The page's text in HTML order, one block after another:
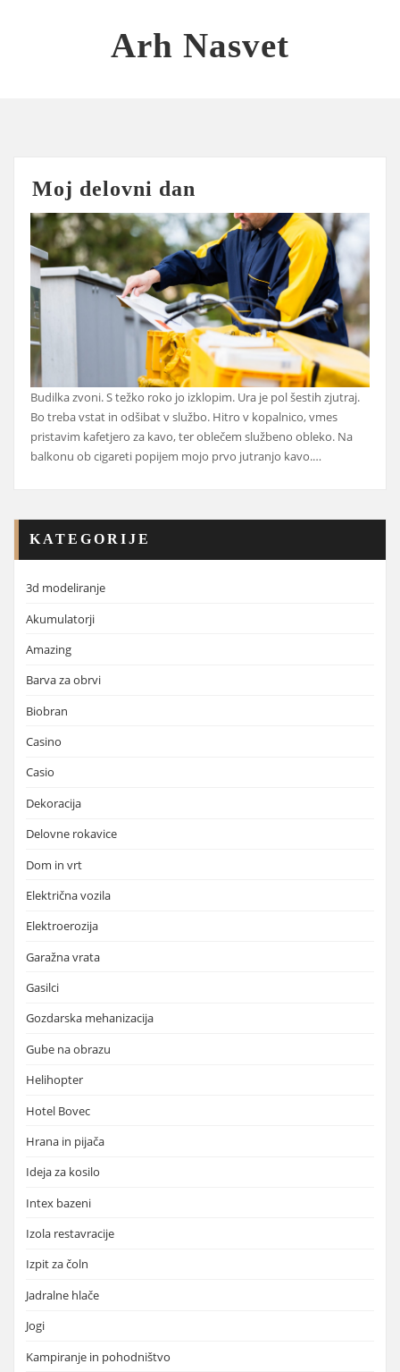
Arh Nasvet
Moj delovni dan
Budilka zvoni. S težko roko jo izklopim. Ura je pol šestih zjutraj.
Bo treba vstat in odšibat v službo. Hitro v kopalnico, vmes
pristavim kafetjero za kavo, ter oblečem službeno obleko. Na
balkonu ob cigareti popijem mojo prvo jutranjo kavo.…
KATEGORIJE
3d modeliranje
Akumulatorji
Amazing
Barva za obrvi
Biobran
Casino
Casio
Dekoracija
Delovne rokavice
Dom in vrt
Električna vozila
Elektroerozija
Garažna vrata
Gasilci
Gozdarska mehanizacija
Gube na obrazu
Helihopter
Hotel Bovec
Hrana in pijača
Ideja za kosilo
Intex bazeni
Izola restavracije
Izpit za čoln
Jadralne hlače
Jogi
Kampiranje in pohodništvo